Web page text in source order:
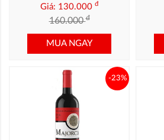
Giá: 130.000 đ
160.000đ
MUA NGAY
-23%